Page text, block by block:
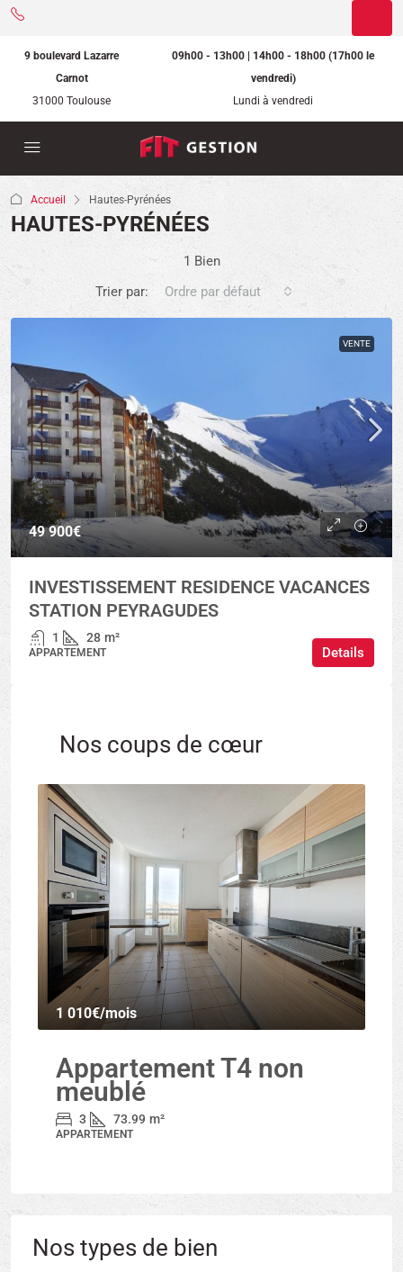
9 boulevard Lazarre
Carnot
31000 Toulouse
09h00 - 13h00 | 14h00 - 18h00 (17h00 le
vendredi)
Lundi à vendredi
Accueil Hautes-Pyrénées
HAUTES-PYRÉNÉES
1 Bien
Trier par:
Ordre par défaut
VENTE
49 900€
INVESTISSEMENT RESIDENCE VACANCES
STATION PEYRAGUDES
1 28 m²
APPARTEMENT Details
Nos coups de cœur
1 010€/mois
Appartement T4 non
meublé
3 73.99 m²
APPARTEMENT
Nos types de bien